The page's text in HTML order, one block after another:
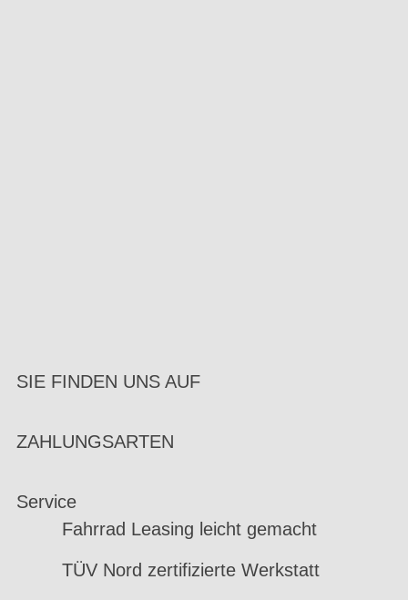
SIE FINDEN UNS AUF
ZAHLUNGSARTEN
Service
Fahrrad Leasing leicht gemacht
TÜV Nord zertifizierte Werkstatt